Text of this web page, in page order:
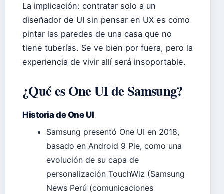
La implicación: contratar solo a un
diseñador de UI sin pensar en UX es como
pintar las paredes de una casa que no
tiene tuberías. Se ve bien por fuera, pero la
experiencia de vivir allí será insoportable.
¿Qué es One UI de Samsung?
Historia de One UI
Samsung presentó One UI en 2018,
basado en Android 9 Pie, como una
evolución de su capa de
personalización TouchWiz (Samsung
News Perú (comunicaciones